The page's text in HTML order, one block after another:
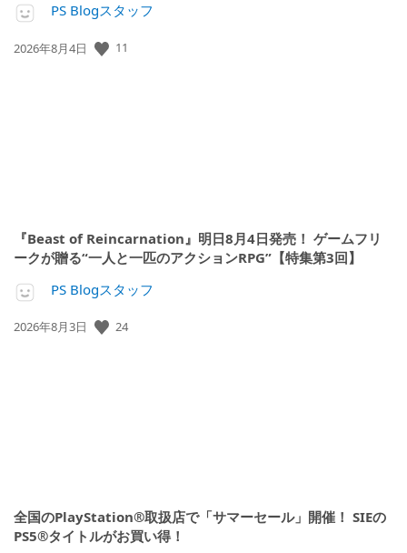
PS Blogスタッフ
公
2026年8月4日 11
『Beast of Reincarnation』明日8月4日発売！ ゲームフリ
ークが贈る“一人と一匹のアクションRPG”【特集第3回】
PS Blogスタッフ
公
2026年8月3日 24
全国のPlayStation®取扱店で「サマーセール」開催！ SIEの
PS5®タイトルがお買い得！